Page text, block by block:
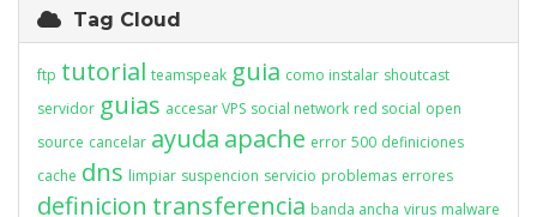
Tag Cloud
ftp tutorial teamspeak guia como instalar shoutcast
servidor guias accesar VPS social network red social open
source cancelar ayuda apache error 500 definiciones
cache dns limpiar suspencion servicio problemas errores
definicion transferencia banda ancha virus malware